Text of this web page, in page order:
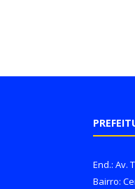
End.: Av.
Bairro: